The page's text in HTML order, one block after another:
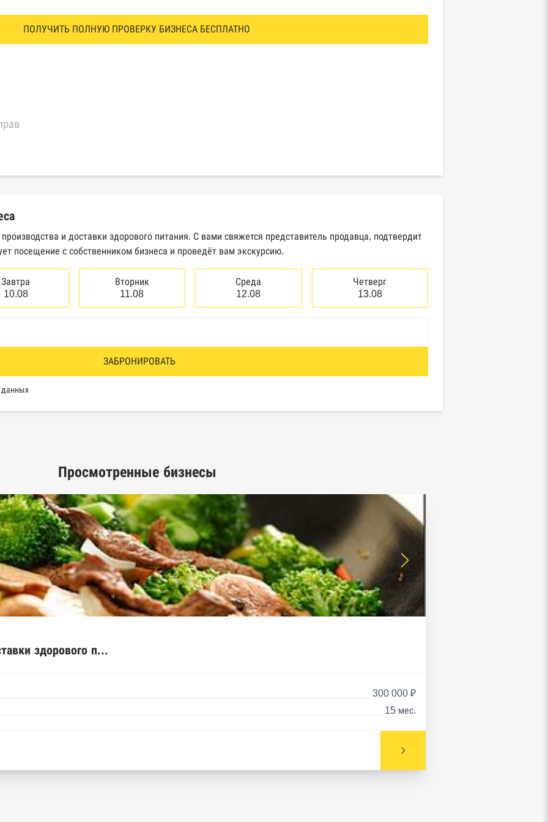
ПОЛУЧИТЬ ПОЛНУЮ ПРОВЕРКУ БИЗНЕСА БЕСПЛАТНО
налоговой службы России
арбитражного суда
о банкротстве юридических лиц
о банкротстве физических лиц
обслуживания Роспатента
Федеральной службы судебных приставов
эмитентами ценных бумаг
Росздравнадзор, Рособрнадзор, Роскомнадзор, Роспотребнадзор, Росприроднадзор,
палаты
имущества нотариальной палаты
ФМС
предпринимательства ФНС
и доставки здорового питания. С вами свяжется представитель продавца, подтвердит
посещение с собственником бизнеса и проведёт вам экскурсию.
Завтра
10.08
Вторник
11.08
Среда
12.08
Четверг
13.08
ЗАБРОНИРОВАТЬ
данных
Просмотренные бизнесы
здорового п...
300 000 ₽
15 мес.